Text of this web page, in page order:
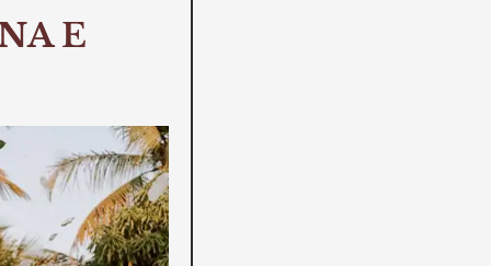
E